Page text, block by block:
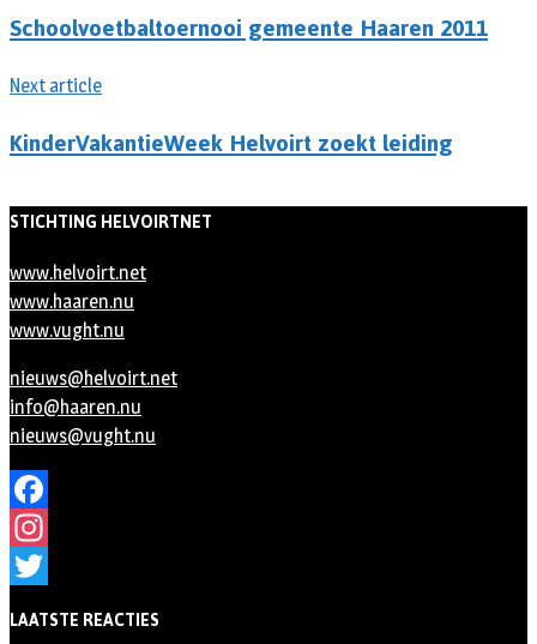
Schoolvoetbaltoernooi gemeente Haaren 2011
Next article
KinderVakantieWeek Helvoirt zoekt leiding
STICHTING HELVOIRTNET
www.helvoirt.net
www.haaren.nu
www.vught.nu
nieuws@helvoirt.net
info@haaren.nu
nieuws@vught.nu
Facebook
Instagram
LAATSTE REACTIES